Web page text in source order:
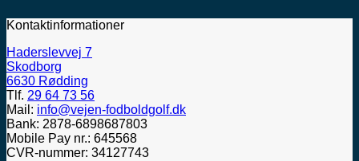
Kontaktinformationer
Haderslevvej 7
Skodborg
6630 Rødding
Tlf. 29 64 73 56
Mail: info@vejen-fodboldgolf.dk
Bank: 2878-6898687803
Mobile Pay nr.: 645568
CVR-nummer: 34127743